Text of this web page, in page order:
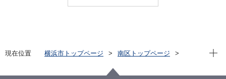
現在位置 横浜市トップページ
南区トップページ
現在